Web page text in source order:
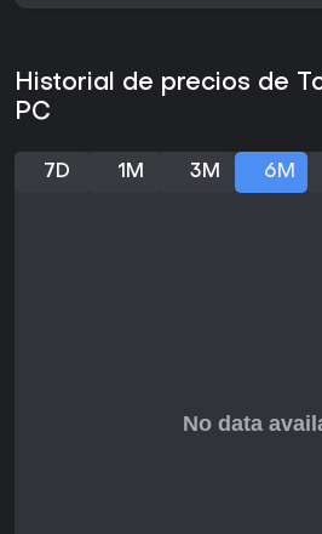
tradicionales para una inmersión
hasta selvas densas.
¿Merece la pena?
creativa en aventuras, con su
que renueva puzles y
gran valor, sobre todo si prefieres
Historial de precios de
PC
7D 1M 3M 6M